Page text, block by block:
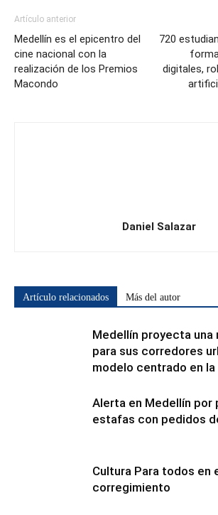
Artículo anterior
Medellín es el epicentro del
cine nacional con la
realización de los Premios
Macondo
720
digitales,
Daniel Salazar
Artículo relacionados Más del autor
Medellín proyecta una
para sus corredores
modelo centrado en
Alerta en Medellín por
estafas con pedidos
Cultura Para todos en
corregimiento